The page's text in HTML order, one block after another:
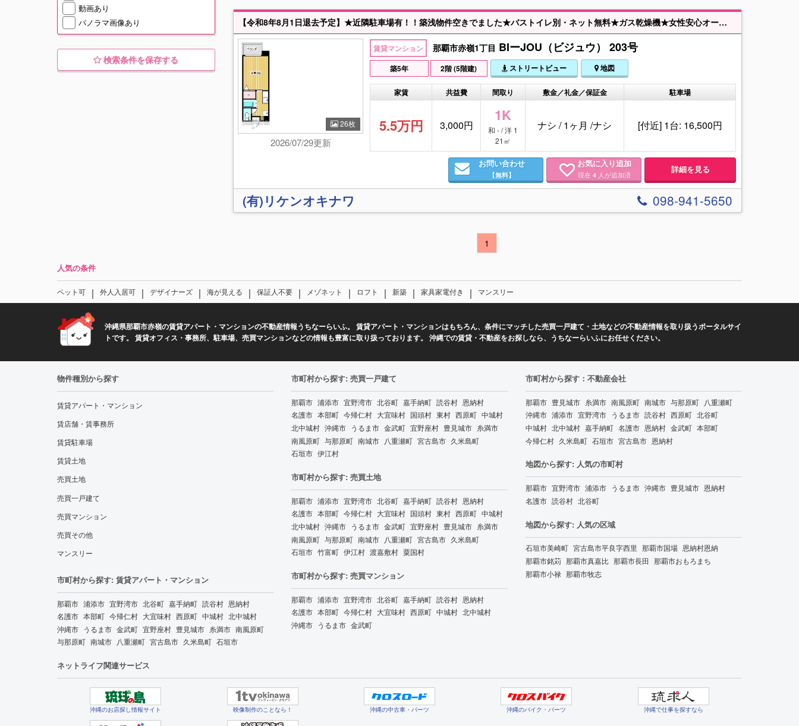
動画あり
パノラマ画像あり
検索条件を保存する
【令和8年8月1日退去予定】★近隣駐車場有！！築浅物件空きでました★バストイレ別・ネット無料★ガス乾燥機★女性安心オートロック付き★近隣にはスーパー・コンビニ・ドラッグストアあります♪
26枚
2026/07/29更新
賃貸マンション 那覇市赤嶺1丁目 BIーJOU（ビジュウ） 203号
築5年 2階 (5階建) ストリートビュー 地図
家賃 共益費 間取り 敷金／礼金／保証金 駐車場
5.5万円 3,000円
1K
和 - / 洋 1
21㎡
ナシ / 1ヶ月 /ナシ [付近] 1台: 16,500円
お問い合わせ
【無料】
お気に入り追加
現在4 人が追加済 詳細を見る
(有)リケンオキナワ 098-941-5650
1
人気の条件
ペット可 ｜ 外人入居可 ｜ デザイナーズ ｜ 海が見える ｜ 保証人不要 ｜ メゾネット ｜ ロフト ｜ 新築 ｜ 家具家電付き ｜ マンスリー
沖縄県那覇市赤嶺の賃貸アパート・マンションの不動産情報うちなーらいふ。 賃貸アパート・マンションはもちろん、条件にマッチした売買一戸建て・土地などの不動産情報を取り扱うポータルサイ
トです。 賃貸オフィス・事務所、駐車場、売買マンションなどの情報も豊富に取り扱っております。 沖縄での賃貸・不動産をお探しなら、うちなーらいふにお任せください。
物件種別から探す
賃貸アパート・マンション
賃店舗・賃事務所
賃貸駐車場
賃貸土地
売買土地
売買一戸建て
売買マンション
売買その他
マンスリー
市町村から探す: 賃貸アパート・マンション
那覇市 浦添市 宜野湾市 北谷町 嘉手納町 読谷村 恩納村
名護市 本部町 今帰仁村 大宜味村 西原町 中城村 北中城村
沖縄市 うるま市 金武町 宜野座村 豊見城市 糸満市 南風原町
与那原町 南城市 八重瀬町 宮古島市 久米島町 石垣市
市町村から探す: 売買一戸建て
那覇市 浦添市 宜野湾市 北谷町 嘉手納町 読谷村 恩納村
名護市 本部町 今帰仁村 大宜味村 国頭村 東村 西原町 中城村
北中城村 沖縄市 うるま市 金武町 宜野座村 豊見城市 糸満市
南風原町 与那原町 南城市 八重瀬町 宮古島市 久米島町
石垣市 伊江村
市町村から探す: 売買土地
那覇市 浦添市 宜野湾市 北谷町 嘉手納町 読谷村 恩納村
名護市 本部町 今帰仁村 大宜味村 国頭村 東村 西原町 中城村
北中城村 沖縄市 うるま市 金武町 宜野座村 豊見城市 糸満市
南風原町 与那原町 南城市 八重瀬町 宮古島市 久米島町
石垣市 竹富町 伊江村 渡嘉敷村 粟国村
市町村から探す: 売買マンション
那覇市 浦添市 宜野湾市 北谷町 嘉手納町 読谷村 恩納村
名護市 本部町 今帰仁村 大宜味村 西原町 中城村 北中城村
沖縄市 うるま市 金武町
市町村から探す：不動産会社
那覇市 豊見城市 糸満市 南風原町 南城市 与那原町 八重瀬町
沖縄市 浦添市 宜野湾市 うるま市 読谷村 西原町 北谷町
中城村 北中城村 嘉手納町 名護市 恩納村 金武町 本部町
今帰仁村 久米島町 石垣市 宮古島市 恩納村
地図から探す: 人気の市町村
那覇市 宜野湾市 浦添市 うるま市 沖縄市 豊見城市 恩納村
名護市 読谷村 北谷町
地図から探す: 人気の区域
石垣市美崎町 宮古島市平良字西里 那覇市国場 恩納村恩納
那覇市銘苅 那覇市真嘉比 那覇市長田 那覇市おもろまち
那覇市小禄 那覇市牧志
ネットライフ関連サービス
沖縄のお店探し情報サイト 映像制作のことなら！ 沖縄の中古車・パーツ 沖縄のバイク・パーツ 沖縄で仕事を探すなら